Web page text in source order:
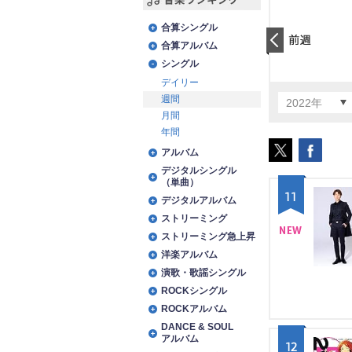
2022年
11
12
合算シングル
合算アルバム
シングル
デイリー
週間
月間
年間
アルバム
デジタルシングル
（単曲）
デジタルアルバム
ストリーミング
ストリーミング急上昇
洋楽アルバム
演歌・歌謡シングル
ROCKシングル
ROCKアルバム
DANCE & SOUL
アルバム